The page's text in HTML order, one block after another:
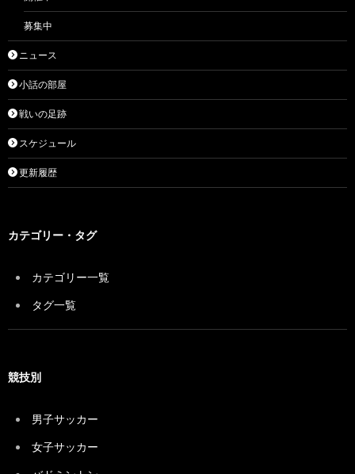
募集中
ニュース
小話の部屋
戦いの足跡
スケジュール
更新履歴
カテゴリー・タグ
カテゴリー一覧
タグ一覧
競技別
男子サッカー
女子サッカー